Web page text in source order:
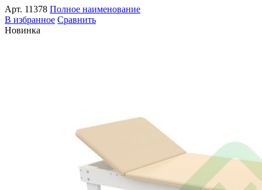
Арт. 11378 Полное наименование
В избранное Сравнить
Новинка